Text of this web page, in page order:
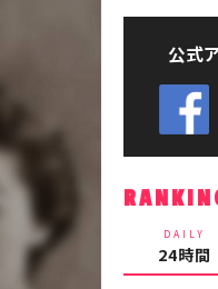
公式
DAILY
24時間